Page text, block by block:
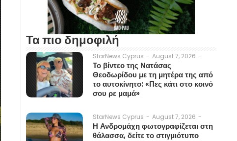
Τα πιο δημοφιλή
StarNews Cyprus - August 7, 2026 -
Το βίντεο της Νατάσας
Θεοδωρίδου με τη μητέρα της από
το αυτοκίνητο: «Πες κάτι στο κοινό
σου ρε μαμά»
StarNews Cyprus - August 7, 2026 -
Η Ανδρομάχη φωτογραφίζεται στη
θάλασσα, δείτε το στιγμιότυπο